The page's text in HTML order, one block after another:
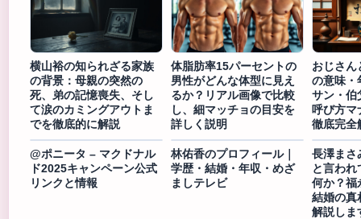
横山裕の知られざる家族
の背景：母親の突然の
死、弟の記憶喪失、そし
て涙のカミングアウトま
でを徹底的に解説
体脂肪率15パーセントの
男性がどんな体型に見え
るか？リアル画像で比較
し、細マッチョの目安を
詳しく説明
おじさん
の意味・
サン・伯
呼び方マ
徹底完全
@ポニータ – マクドナル
ド2025キャンペーン公式
リンクと情報
林佑香のプロフィール｜
学歴・結婚・年収・めざ
ましテレビ
長澤まさ
と言われ
何か？福
結婚の真
解説しま